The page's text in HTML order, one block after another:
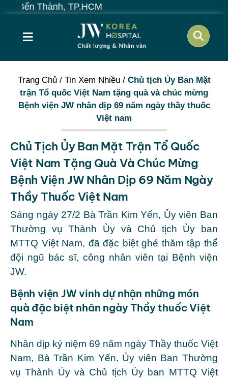
≡
Trang Chủ/ Tin Xem Nhiều/ Chủ tịch Ủy Ban Mặt
trận Tổ quốc Việt Nam tặng quà và chúc mừng
Bệnh viện JW nhân dịp 69 năm ngày thầy thuốc
Việt nam
Chủ Tịch Ủy Ban Mặt Trận Tổ Quốc
Việt Nam Tặng Quà Và Chúc Mừng
Bệnh Viện JW Nhân Dịp 69 Năm Ngày
Thầy Thuốc Việt Nam
Sáng ngày 27/2 Bà Trần Kim Yến, Ủy viên Ban
Thường vụ Thành Ủy và Chủ tịch Ủy ban
MTTQ Việt Nam, đã đặc biệt ghé thăm tập thể
đội ngũ bác sĩ, công nhân viên tại Bệnh viện
JW.
Bệnh viện JW vinh dự nhận những món
quà đặc biệt nhân ngày Thầy thuốc Việt
Nam
Nhân dịp kỷ niệm 69 năm ngày Thầy thuốc Việt
Nam, Bà Trần Kim Yến, Ủy viên Ban Thường
vụ Thành Ủy và Chủ tịch Ủy ban MTTQ Việt